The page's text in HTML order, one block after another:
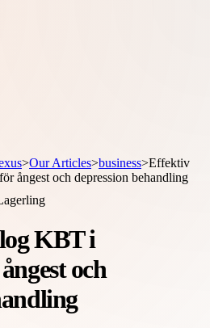
>Our Articles>business>Effektiv
ångest och depression behandling
KBT i
och